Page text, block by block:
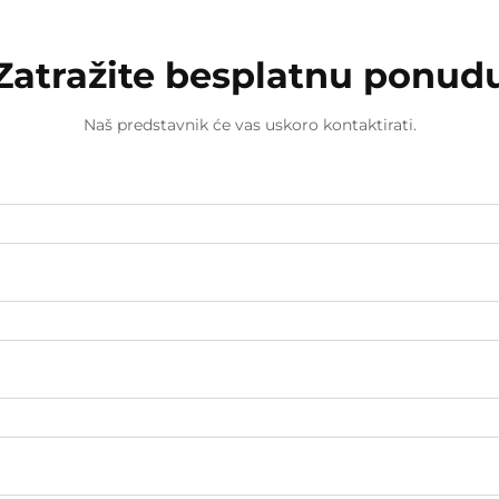
besplatnu
Naš predstavnik će vas uskoro kontaktirati.